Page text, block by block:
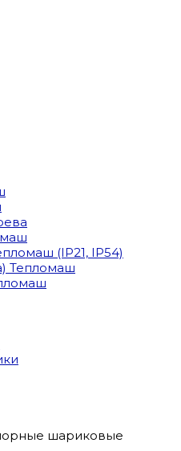
(IP21, IP54)
Тепломаш
шариковые